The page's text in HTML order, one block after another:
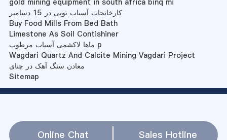
کارخانجات آسیاب توپی در 15 دسامبر
Buy Food Mills From Bed Bath
Limestone As Soil Contishiner
ماها لاکشمی آسیاب مرطوب p
Wagdari Quartz And Calcite Mining Vagdari Project
معادن سنگ آهک در چنای
Sitemap
Online Chat Sales Hotline